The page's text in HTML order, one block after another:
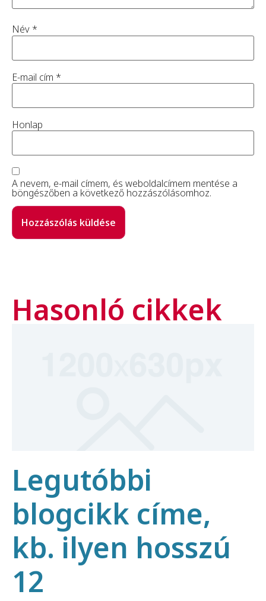
Név *
E-mail cím *
Honlap
A nevem, e-mail címem, és weboldalcímem mentése a
böngészőben a következő hozzászólásomhoz.
Hasonló cikkek
Legutóbbi
blogcikk címe,
kb. ilyen hosszú
12